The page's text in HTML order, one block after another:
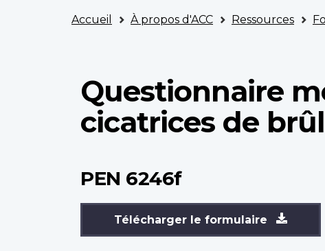
Dossier
Accueil À propos d'ACC Ressources
Questionnaire
cicatrices de
PEN 6246f
Télécharger le formulaire